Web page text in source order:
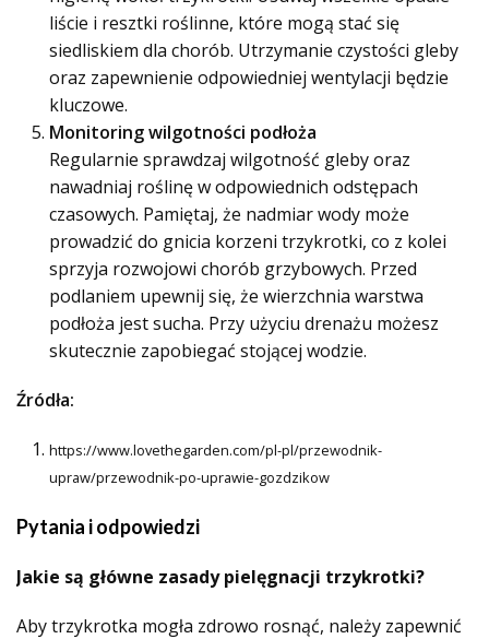
liście i resztki roślinne, które mogą stać się
siedliskiem dla chorób. Utrzymanie czystości gleby
oraz zapewnienie odpowiedniej wentylacji będzie
kluczowe.
Monitoring wilgotności podłoża
Regularnie sprawdzaj wilgotność gleby oraz
nawadniaj roślinę w odpowiednich odstępach
czasowych. Pamiętaj, że nadmiar wody może
prowadzić do gnicia korzeni trzykrotki, co z kolei
sprzyja rozwojowi chorób grzybowych. Przed
podlaniem upewnij się, że wierzchnia warstwa
podłoża jest sucha. Przy użyciu drenażu możesz
skutecznie zapobiegać stojącej wodzie.
Źródła:
https://www.lovethegarden.com/pl-pl/przewodnik-
upraw/przewodnik-po-uprawie-gozdzikow
Pytania i odpowiedzi
Jakie są główne zasady pielęgnacji trzykrotki?
Aby trzykrotka mogła zdrowo rosnąć, należy zapewnić